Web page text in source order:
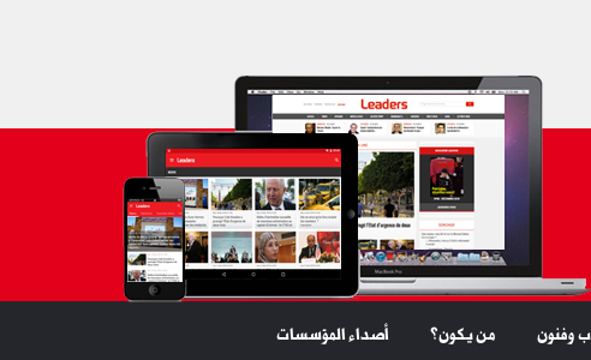
وفنون من يكون؟ أصداء المؤسسات